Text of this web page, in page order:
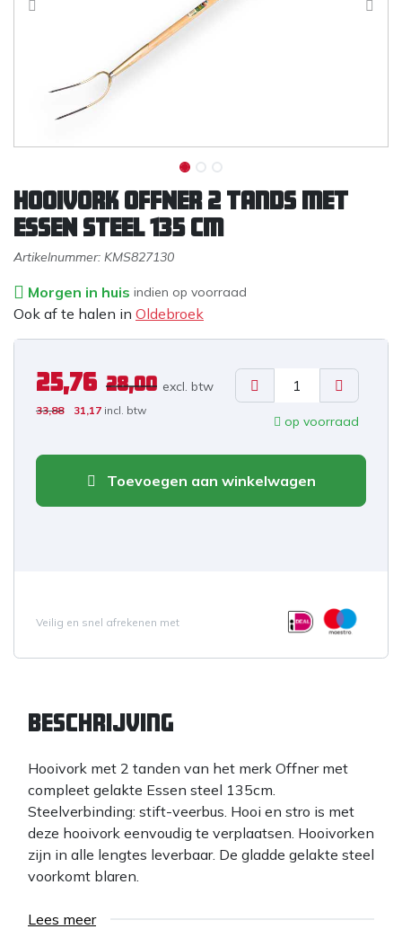
Hooivork OFFNER 2 tands met
ESSEN steel 135 cm
Artikelnummer: KMS827130
Morgen in huis indien op voorraad
Ook af te halen in Oldebroek
25,76 28,00 excl. btw
33,88 31,17 incl. btw
op voorraad
Toevoegen aan winkelwagen
Veilig en snel afrekenen met
Beschrijving
Hooivork met 2 tanden van het merk Offner met
compleet gelakte Essen steel 135cm.
Steelverbinding: stift-veerbus. Hooi en stro is met
deze hooivork eenvoudig te verplaatsen. Hooivorken
zijn in alle lengtes leverbaar. De gladde gelakte steel
voorkomt blaren.
Lees meer